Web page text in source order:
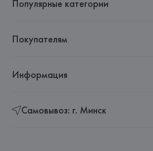
Популярные категории
Покупателям
Информация
Самовывоз: г. Минск